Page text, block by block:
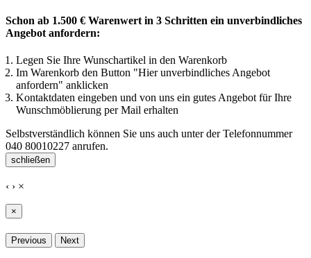
Schon ab 1.500 € Warenwert in 3 Schritten ein unverbindliches
Angebot anfordern:
Legen Sie Ihre Wunschartikel in den Warenkorb
Im Warenkorb den Button "Hier unverbindliches Angebot
anfordern" anklicken
Kontaktdaten eingeben und von uns ein gutes Angebot für Ihre
Wunschmöblierung per Mail erhalten
Selbstverständlich können Sie uns auch unter der Telefonnummer
040 80010227 anrufen.
schließen
‹ › ×
×
Previous Next